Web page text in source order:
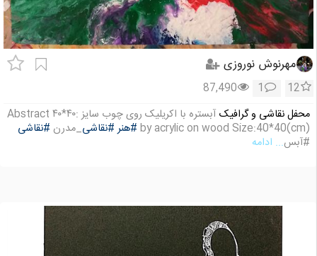
مهرنوش نوروزی
12
1
87,490
محفل نقاشی و گرافیک
آبستره با اکریلیک روی چوب سایز :۴۰*۴۰ Abstract
by acrylic on wood Size:40*40(cm) #هنر #نقاشی_مدرن #نقاشی
#آبس... ادامه